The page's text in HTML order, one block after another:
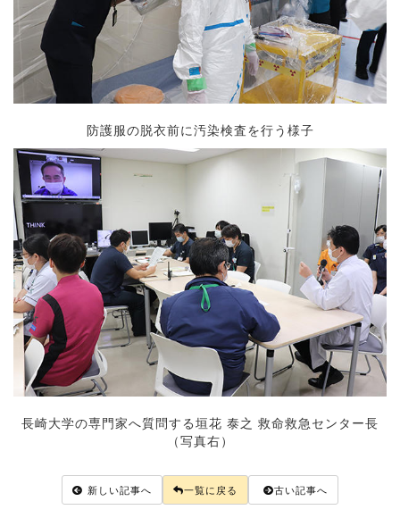
防護服の脱衣前に汚染検査を行う様子
長崎大学の専門家へ質問する垣花 泰之 救命救急センター長
（写真右）
新しい記事へ 一覧に戻る 古い記事へ